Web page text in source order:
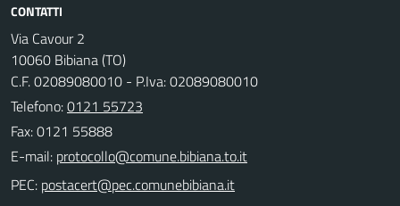
CONTATTI
Via Cavour 2
10060 Bibiana (TO)
C.F. 02089080010 - P.Iva: 02089080010
Telefono:0121 55723
Fax: 0121 55888
E-mail:
PEC: